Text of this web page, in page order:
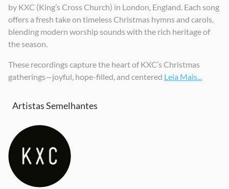
by KXC (King’s Cross Church) in London, England. Each song
offers a fresh take on timeless Christmas hymns and carols,
blending modern worship sounds with the rich heritage of
the season.
These recordings capture the heart of KXC’s Christmas
gatherings—joyful, hope-filled, and centered Leia Mais...
Artistas Semelhantes